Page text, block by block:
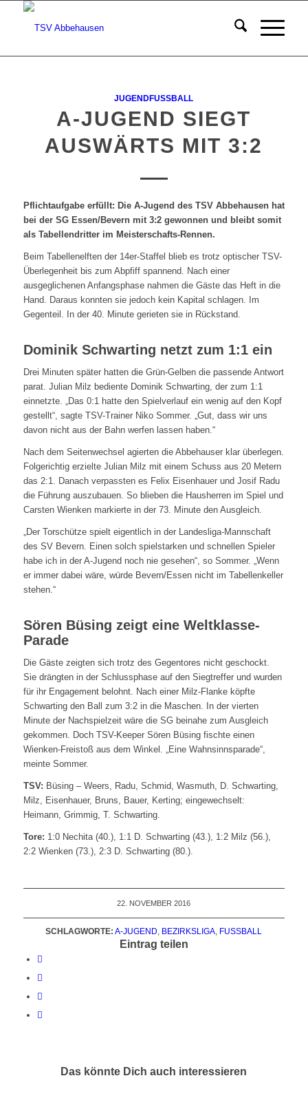
JUGENDFUSSBALL
A-JUGEND SIEGT
AUSWÄRTS MIT 3:2
Pflichtaufgabe erfüllt: Die A-Jugend des TSV Abbehausen hat
bei der SG Essen/Bevern mit 3:2 gewonnen und bleibt somit
als Tabellendritter im Meisterschafts-Rennen.
Beim Tabellenelften der 14er-Staffel blieb es trotz optischer TSV-
Überlegenheit bis zum Abpfiff spannend. Nach einer
ausgeglichenen Anfangsphase nahmen die Gäste das Heft in die
Hand. Daraus konnten sie jedoch kein Kapital schlagen. Im
Gegenteil. In der 40. Minute gerieten sie in Rückstand.
Dominik Schwarting netzt zum 1:1 ein
Drei Minuten später hatten die Grün-Gelben die passende Antwort
parat. Julian Milz bediente Dominik Schwarting, der zum 1:1
einnetzte. „Das 0:1 hatte den Spielverlauf ein wenig auf den Kopf
gestellt“, sagte TSV-Trainer Niko Sommer. „Gut, dass wir uns
davon nicht aus der Bahn werfen lassen haben.“
Nach dem Seitenwechsel agierten die Abbehauser klar überlegen.
Folgerichtig erzielte Julian Milz mit einem Schuss aus 20 Metern
das 2:1. Danach verpassten es Felix Eisenhauer und Josif Radu
die Führung auszubauen. So blieben die Hausherren im Spiel und
Carsten Wienken markierte in der 73. Minute den Ausgleich.
„Der Torschütze spielt eigentlich in der Landesliga-Mannschaft
des SV Bevern. Einen solch spielstarken und schnellen Spieler
habe ich in der A-Jugend noch nie gesehen“, so Sommer. „Wenn
er immer dabei wäre, würde Bevern/Essen nicht im Tabellenkeller
stehen.“
Sören Büsing zeigt eine Weltklasse-
Parade
Die Gäste zeigten sich trotz des Gegentores nicht geschockt.
Sie drängten in der Schlussphase auf den Siegtreffer und wurden
für ihr Engagement belohnt. Nach einer Milz-Flanke köpfte
Schwarting den Ball zum 3:2 in die Maschen. In der vierten
Minute der Nachspielzeit wäre die SG beinahe zum Ausgleich
gekommen. Doch TSV-Keeper Sören Büsing fischte einen
Wienken-Freistoß aus dem Winkel. „Eine Wahnsinnsparade“,
meinte Sommer.
TSV: Büsing – Weers, Radu, Schmid, Wasmuth, D. Schwarting,
Milz, Eisenhauer, Bruns, Bauer, Kerting; eingewechselt:
Heimann, Grimmig, T. Schwarting.
Tore: 1:0 Nechita (40.), 1:1 D. Schwarting (43.), 1:2 Milz (56.),
2:2 Wienken (73.), 2:3 D. Schwarting (80.).
22. NOVEMBER 2016
SCHLAGWORTE: A-JUGEND BEZIRKSLIGA FUSSBALL
Eintrag teilen
Das könnte Dich auch interessieren